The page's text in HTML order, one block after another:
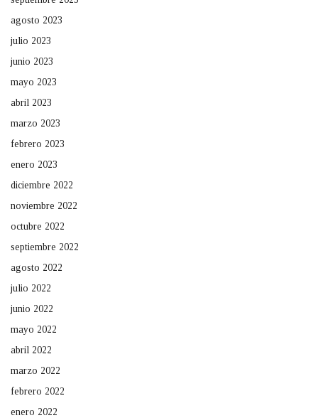
agosto 2023
julio 2023
junio 2023
mayo 2023
abril 2023
marzo 2023
febrero 2023
enero 2023
diciembre 2022
noviembre 2022
octubre 2022
septiembre 2022
agosto 2022
julio 2022
junio 2022
mayo 2022
abril 2022
marzo 2022
febrero 2022
enero 2022